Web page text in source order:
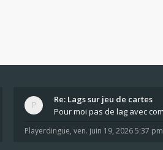
Re: Lags sur jeu de cartes
Playerdingue, ven. juin 19, 2026 5:37 pm